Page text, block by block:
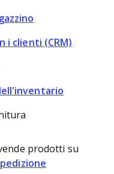
i clienti (CRM)
prodotti su